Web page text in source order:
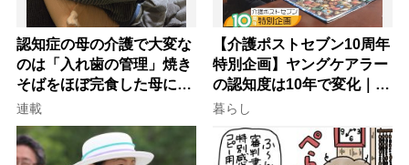
認知症の母の介護で大変な
のは「入れ歯の管理」焼き
そばをほぼ完食した母に息
子が血の気が引いた理由
連載
【介護ポストセブン10周年
特別企画】ヤングケアラー
の認知度は10年で変化｜流
行語大賞にノミネート、法
律にも明記されたが果たし
て現在は？
暮らし